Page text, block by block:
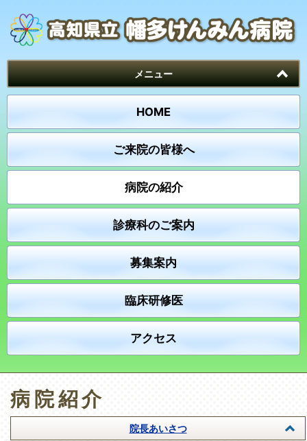
メニュー
HOME
ご来院の皆様へ
病院の紹介
診療科のご案内
募集案内
臨床研修医
アクセス
病院紹介
院長あいさつ